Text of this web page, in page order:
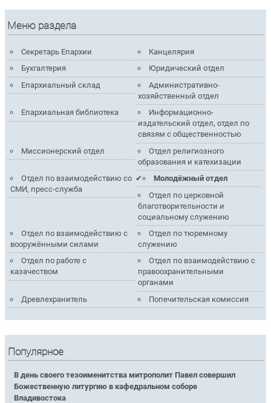
Меню раздела
Секретарь Епархии
Канцелярия
Бухгалтерия
Юридический отдел
Епархиальный склад
Административно-
хозяйственный отдел
Епархиальная библиотека
Информационно-
издательский отдел, отдел по
связям с общественностью
Миссионерский отдел
Отдел религиозного
образования и катехизации
Отдел по взаимодействию со
СМИ, пресс-служба
Молодёжный отдел
Отдел по церковной
благотворительности и
социальному служению
Отдел по взаимодействию с
вооружёнными силами
Отдел по тюремному
служению
Отдел по работе с
казачеством
Отдел по взаимодействию с
правоохранительными
органами
Древлехранитель
Попечительская комиссия
Популярное
В день своего тезоименитства митрополит Павел совершил
Божественную литургию в кафедральном соборе
Владивостока